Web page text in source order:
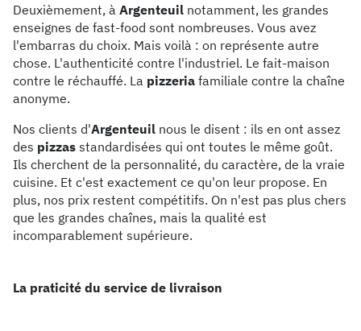
Deuxièmement, à Argenteuil notamment, les grandes
enseignes de fast-food sont nombreuses. Vous avez
l'embarras du choix. Mais voilà : on représente autre
chose. L'authenticité contre l'industriel. Le fait-maison
contre le réchauffé. La pizzeria familiale contre la chaîne
anonyme.
Nos clients d'Argenteuil nous le disent : ils en ont assez
des pizzas standardisées qui ont toutes le même goût.
Ils cherchent de la personnalité, du caractère, de la vraie
cuisine. Et c'est exactement ce qu'on leur propose. En
plus, nos prix restent compétitifs. On n'est pas plus chers
que les grandes chaînes, mais la qualité est
incomparablement supérieure.
La praticité du service de livraison